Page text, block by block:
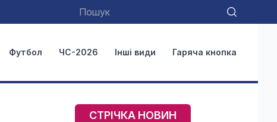
Футбол ЧС-2026 Інші види Гаряча кнопка
СТРІЧКА НОВИН